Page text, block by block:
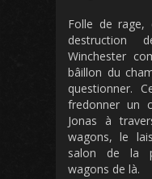
Folle de rage,
destruction
Winchester
bâillon du
questionner.
fredonner un
Jonas à
wagons, le
salon de la
wagons de là.